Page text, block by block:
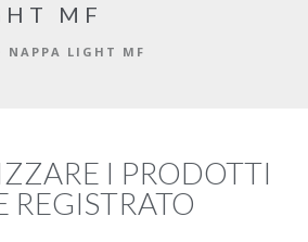
MF
NAPPA LIGHT MF
I PRODOTTI
REGISTRATO